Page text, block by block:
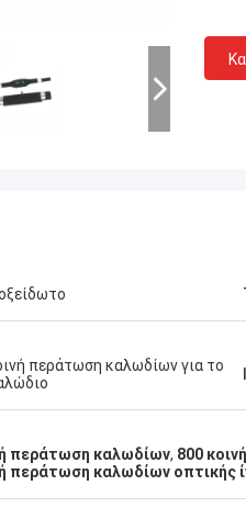
περάτωση καλωδίων για το
περάτωση καλωδίων, 800
περάτωση καλωδίων οπτικής